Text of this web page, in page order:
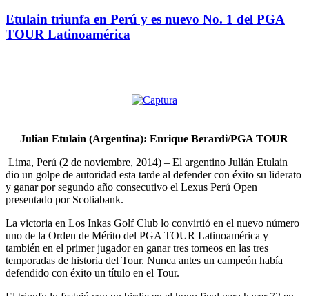
Etulain triunfa en Perú y es nuevo No. 1 del PGA
TOUR Latinoamérica
Julian Etulain (Argentina): Enrique Berardi/PGA TOUR
Lima, Perú (2 de noviembre, 2014) – El argentino Julián Etulain
dio un golpe de autoridad esta tarde al defender con éxito su liderato
y ganar por segundo año consecutivo el Lexus Perú Open
presentado por Scotiabank.
La victoria en Los Inkas Golf Club lo convirtió en el nuevo número
uno de la Orden de Mérito del PGA TOUR Latinoamérica y
también en el primer jugador en ganar tres torneos en las tres
temporadas de historia del Tour. Nunca antes un campeón había
defendido con éxito un título en el Tour.